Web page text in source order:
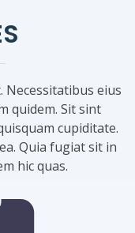
Necessitatibus eius
quidem. Sit sint
cupiditate.
Quia fugiat sit in
hic quas.